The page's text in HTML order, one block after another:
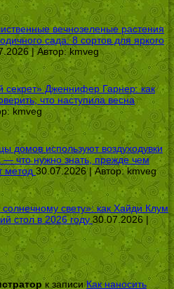
вечнозеленые растения
сада: 8 сортов для яркого
| Автор:kmveg
секрет» Дженнифер Гарнер: как
что наступила весна
kmveg
домов используют воздуходувки
— что нужно знать, прежде чем
метод 30.07.2026 | Автор:kmveg
свету»: как Хайди Клум
стол в 2026 году 30.07.2026 |
к записиКак наносить